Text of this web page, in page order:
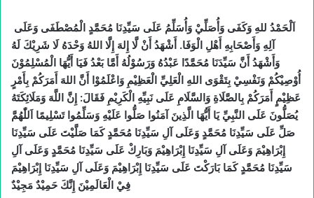
آلِهِ وَأَصْحَابِهِ أَهْلِ الْوَفَا. أَشْهَدُ أَنْ لَّا إِلهَ إِلَّا اللهُ وَحْدَهُ لَا شَرِيْكَ لَهُ
وَأَشْهَدُ أَنَّ سَيِّدَنَا مُحَمَّدًا عَبْدُهُ وَرَسُوْلُهُ أَمَّا بَعْدُ فَيَا أَيُّهَا الْمُسْلِمُوْنَ
أُوْصِيْكُمْ وَنَفْسِيْ بِتَقْوَى اللهِ الْعَلِيِّ الْعَظِيْمِ وَاعْلَمُوْا أَنَّ اللهَ أَمَرَكُمْ بِأَمْرٍ
عَظِيْمٍ أَمَرَكُمْ بِالصَّلَاةِ وَالسَّلَامِ عَلَى نَبِيِّهِ الْكَرِيْمِ فَقَالَ: إِنَّ اللَّهَ وَمَلَائِكَتَهُ
يُصَلُّونَ عَلَى النَّبِيِّ يَا أَيُّهَا الَّذِينَ آمَنُوا صَلُّوا عَلَيْهِ وَسَلِّمُوا تَسْلِيمًا اَللّٰهُمَّ
صَلِّ عَلَى سَيِّدِنَا مُحَمَّدٍ وَعَلَى آلِ سَيِّدِنَا مُحَمَّدٍ كَمَا صَلَّيْتَ عَلَى سَيِّدِنَا
إِبْرَاهِيْمَ وَعَلَى آلِ سَيِّدِنَا إِبْرَاهِيْمَ وَبَارِكْ عَلَى سَيِّدِنَا مُحَمَّدٍ وَعَلَى آلِ
سَيِّدِنَا مُحَمَّدٍ كَمَا بَارَكْتَ عَلَى سَيِّدِنَا إِبْرَاهِيْمَ وَعَلَى آلِ سَيِّدِنَا إِبْرَاهِيْمَ
فِيْ الْعَالَمِيْنَ إِنَّكَ حَمِيْدٌ مَجِيْدٌ